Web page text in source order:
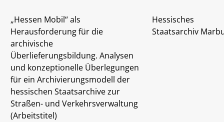
„Hessen Mobil“ als
Herausforderung für die
archivische
Überlieferungsbildung. Analysen
und konzeptionelle Überlegungen
für ein Archivierungsmodell der
hessischen Staatsarchive zur
Straßen- und Verkehrsverwaltung
(Arbeitstitel)
Hessisches
Staatsarchiv